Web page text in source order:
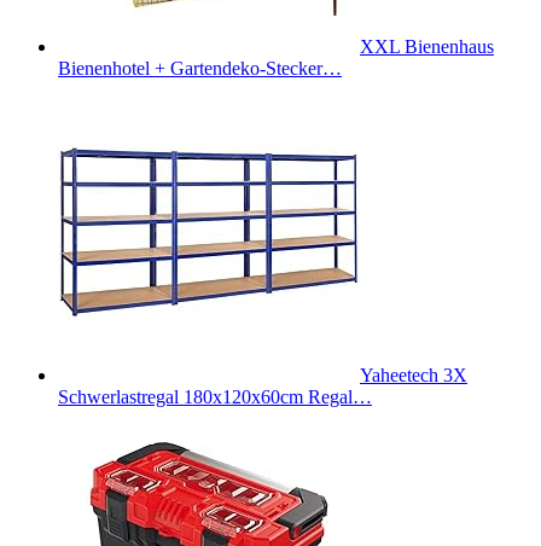
XXL Bienenhaus
Bienenhotel + Gartendeko-Stecker…
Yaheetech 3X
Schwerlastregal 180x120x60cm Regal…